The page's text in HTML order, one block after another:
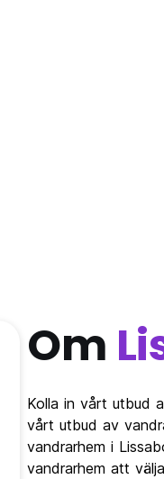
Om
Kolla in vårt utbud
vårt utbud av
vandrarhem i
vandrarhem att